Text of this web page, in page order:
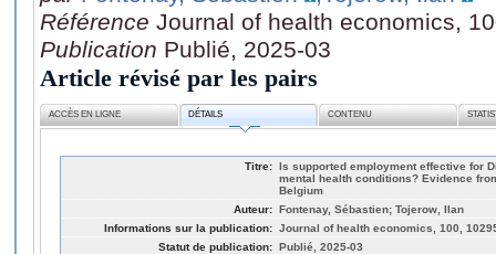
Référence Journal of health economics,
Publication Publié, 2025-03
Article révisé par les pairs
ACCÈS EN LIGNE DÉTAILS CONTENU
Titre: Is supported employment effective for
mental health conditions? Evidence
Belgium
Auteur: Fontenay, Sébastien; Tojerow, Ilan
Informations sur la publication: Journal of health economics, 100,
Statut de publication: Publié, 2025-03